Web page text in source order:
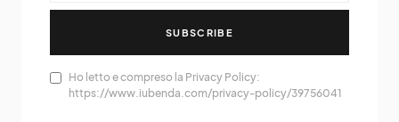
SUBSCRIBE
Ho letto e compreso la Privacy Policy:
https://www.iubenda.com/privacy-policy/39756041